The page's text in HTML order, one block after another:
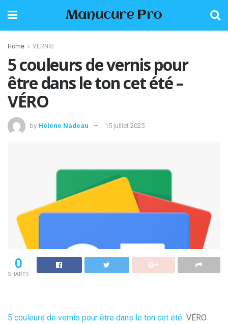
Manucure Pro
Home VERNIS
5 couleurs de vernis pour
être dans le ton cet été –
VÉRO
by Hélène Nadeau 15 juillet 2025
0
SHARES
5 couleurs de vernis pour être dans le ton cet été VÉRO